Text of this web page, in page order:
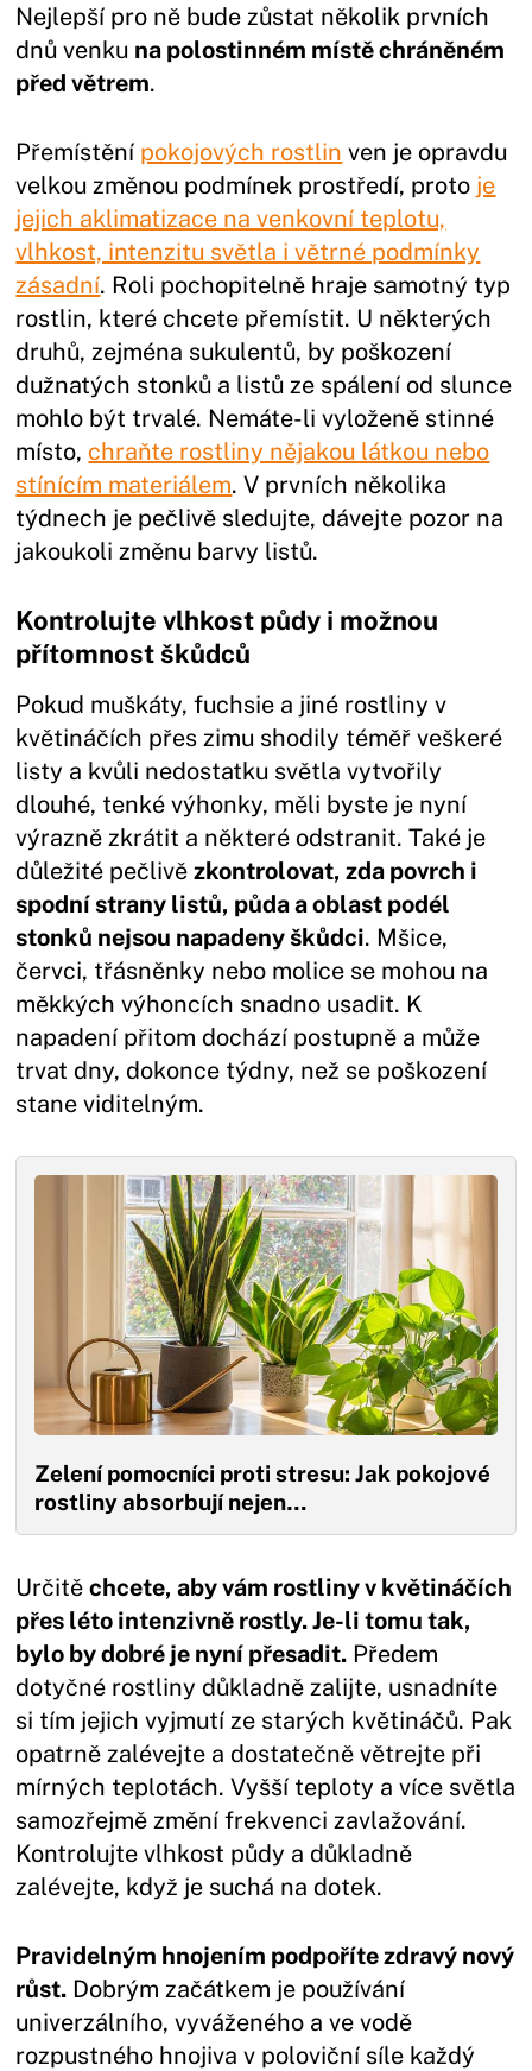
Nejlepší pro ně bude zůstat několik prvních
dnů venku na polostinném místě chráněném
před větrem.
Přemístění pokojových rostlin ven je opravdu
velkou změnou podmínek prostředí, proto je
jejich aklimatizace na venkovní teplotu,
vlhkost, intenzitu světla i větrné podmínky
zásadní. Roli pochopitelně hraje samotný typ
rostlin, které chcete přemístit. U některých
druhů, zejména sukulentů, by poškození
dužnatých stonků a listů ze spálení od slunce
mohlo být trvalé. Nemáte-li vyloženě stinné
místo, chraňte rostliny nějakou látkou nebo
stínícím materiálem. V prvních několika
týdnech je pečlivě sledujte, dávejte pozor na
jakoukoli změnu barvy listů.
Kontrolujte vlhkost půdy i možnou
přítomnost škůdců
Pokud muškáty, fuchsie a jiné rostliny v
květináčích přes zimu shodily téměř veškeré
listy a kvůli nedostatku světla vytvořily
dlouhé, tenké výhonky, měli byste je nyní
výrazně zkrátit a některé odstranit. Také je
důležité pečlivězkontrolovat, zda povrch i
spodní strany listů, půda a oblast podél
stonků nejsou napadeny škůdci. Mšice,
červci, třásněnky nebo molice se mohou na
měkkých výhoncích snadno usadit. K
napadení přitom dochází postupně a může
trvat dny, dokonce týdny, než se poškození
stane viditelným.
Zelení pomocníci proti stresu: Jak pokojové
rostliny absorbují nejen…
Určitěchcete, aby vám rostliny v květináčích
přes léto intenzivně rostly. Je-li tomu tak,
bylo by dobré je nyní přesadit. Předem
dotyčné rostliny důkladně zalijte, usnadníte
si tím jejich vyjmutí ze starých květináčů. Pak
opatrně zalévejte a dostatečně větrejte při
mírných teplotách. Vyšší teploty a více světla
samozřejmě změní frekvenci zavlažování.
Kontrolujte vlhkost půdy a důkladně
zalévejte, když je suchá na dotek.
Pravidelným hnojením podpoříte zdravý nový
růst. Dobrým začátkem je používání
univerzálního, vyváženého a ve vodě
rozpustného hnojiva v poloviční síle každý